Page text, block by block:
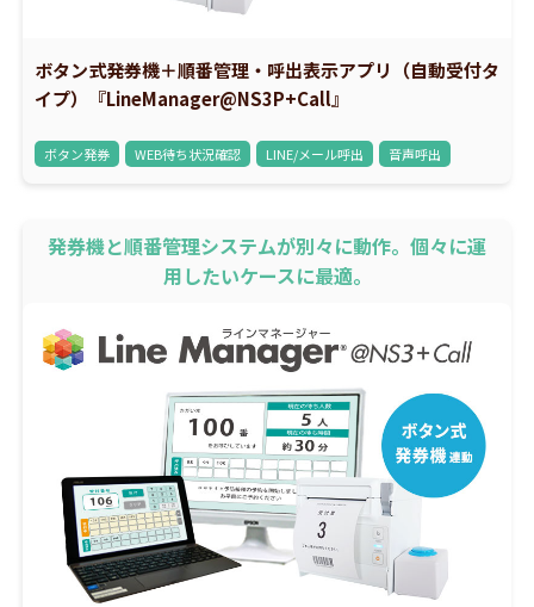
ボタン式発券機＋順番管理・呼出表示アプリ（自動受付タ
イプ）『LineManager@NS3P+Call』
ボタン発券 WEB待ち状況確認 LINE/メール呼出 音声呼出
発券機と順番管理システムが別々に動作。個々に運
用したいケースに最適。